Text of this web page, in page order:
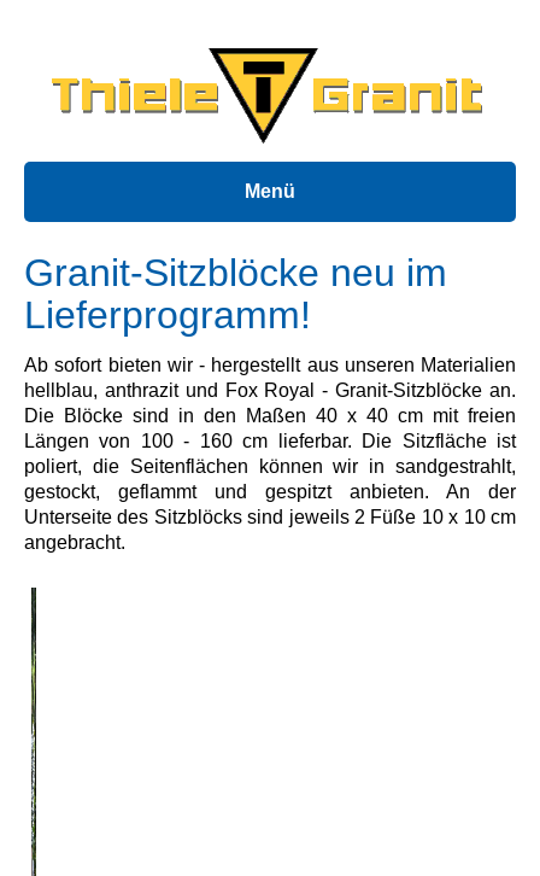
Menü
Granit-Sitzblöcke neu im
Lieferprogramm!
Ab sofort bieten wir - hergestellt aus unseren Materialien
hellblau, anthrazit und Fox Royal - Granit-Sitzblöcke an.
Die Blöcke sind in den Maßen 40 x 40 cm mit freien
Längen von 100 - 160 cm lieferbar. Die Sitzfläche ist
poliert, die Seitenflächen können wir in sandgestrahlt,
gestockt, geflammt und gespitzt anbieten. An der
Unterseite des Sitzblöcks sind jeweils 2 Füße 10 x 10 cm
angebracht.